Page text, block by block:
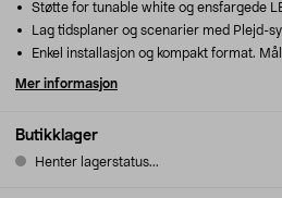
Butikklager
Henter lagerstatus...
Støtte for tunable white og ensfargede
Lag tidsplaner og scenarier med Plejd-
Enkel installasjon og kompakt format.
Mer informasjon